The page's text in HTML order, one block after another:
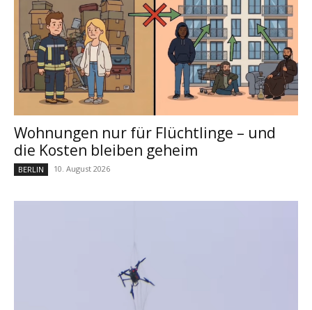
Wohnungen nur für Flüchtlinge – und
die Kosten bleiben geheim
BERLIN 10. August 2026